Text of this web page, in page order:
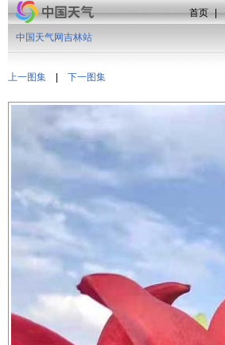
首页 |
上一图集 下一图集
中国天气网吉林站